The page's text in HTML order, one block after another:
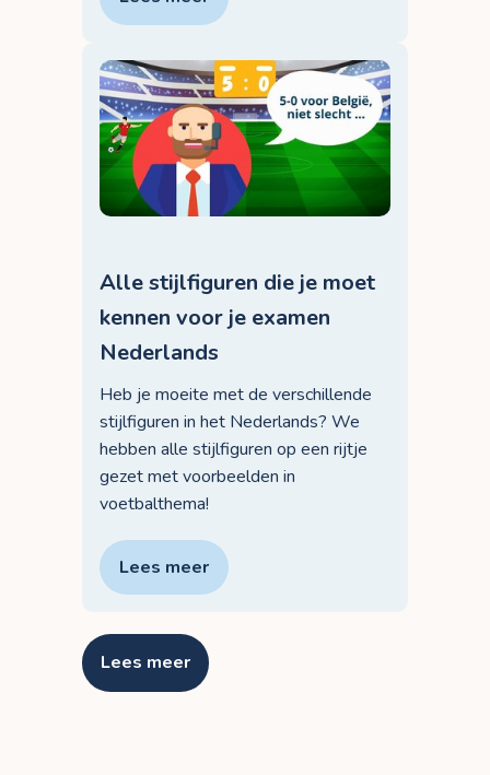
Alle stijlfiguren die je moet
kennen voor je examen
Nederlands
Heb je moeite met de verschillende
stijlfiguren in het Nederlands? We
hebben alle stijlfiguren op een rijtje
gezet met voorbeelden in
voetbalthema!
Lees meer
Lees meer